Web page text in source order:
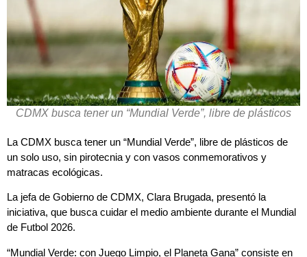
CDMX busca tener un “Mundial Verde”, libre de plásticos
La CDMX busca tener un “Mundial Verde”, libre de plásticos de
un solo uso, sin pirotecnia y con vasos conmemorativos y
matracas ecológicas.
La jefa de Gobierno de CDMX, Clara Brugada, presentó la
iniciativa, que busca cuidar el medio ambiente durante el Mundial
de Futbol 2026.